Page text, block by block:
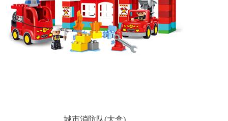
城市消防队(大盒)